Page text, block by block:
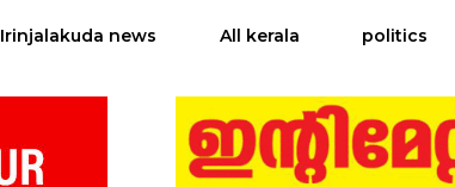
Irinjalakuda news All kerala politics